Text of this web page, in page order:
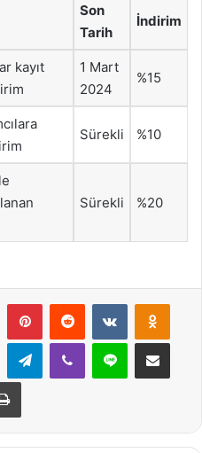
Son
Tarih
İndirim
kayıt
1 Mart
2024
%15
Sürekli %10
Sürekli %20
Tumblr PinterestReddit VKontakte
WhatsAppTelegramViber Line E-Posta ile
Yazdır